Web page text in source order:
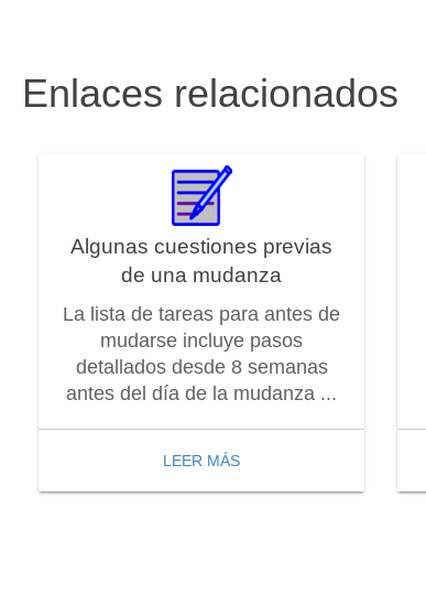
Enlaces relacionados
Algunas cuestiones previas
de una mudanza
La lista de tareas para antes de
mudarse incluye pasos
detallados desde 8 semanas
antes del día de la mudanza ...
LEER MÁS